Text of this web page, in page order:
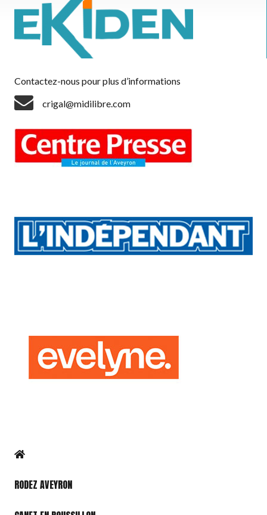
Contactez-nous pour plus d’informations
crigal@midilibre.com
RODEZ AVEYRON